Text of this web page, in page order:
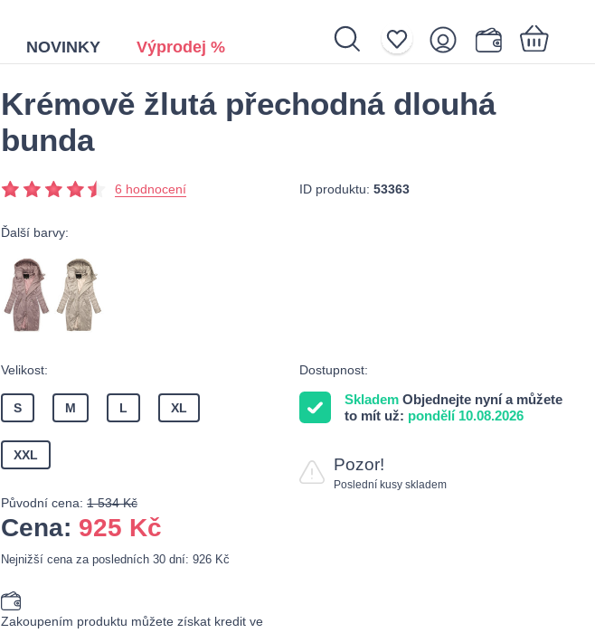
NOVINKY Výprodej %
Nákupní košík je prázdný.
Krémově žlutá přechodná dlouhá
bunda
6 hodnocení ID produktu: 53363
Dostupnost:
Skladem Objednejte nyní a můžete
to mít už: pondělí 10.08.2026
Pozor!
Poslední kusy skladem
Ďalší barvy:
Velikost:
S M L XL
XXL
Původní cena: 1 534 Kč
Cena: 925 Kč
Nejnižší cena za posledních 30 dní: 926 Kč
Zakoupením produktu můžete získat kredit ve